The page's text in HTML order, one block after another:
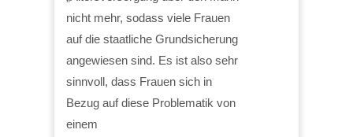
nicht mehr, sodass viele Frauen
auf die staatliche Grundsicherung
angewiesen sind. Es ist also sehr
sinnvoll, dass Frauen sich in
Bezug auf diese Problematik von
einem